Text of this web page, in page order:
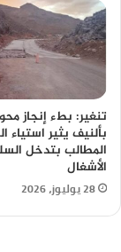
تنغير: بطء إنجاز
بألنيف يثير استياء
المطالب بتدخل
الأشغال
28 يوليوز، 2026